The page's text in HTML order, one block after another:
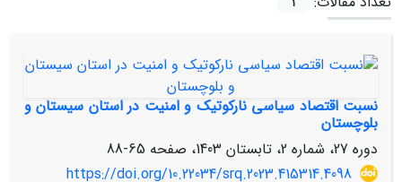
نسبت اقتصاد سیاسی نارکوتیک و امنیت در استان سیستان و
بلوچستان
دوره 27، شماره 2، تابستان 1403، صفحه
65-88
https://doi.org/10.22034/srq.2023.415314.4098